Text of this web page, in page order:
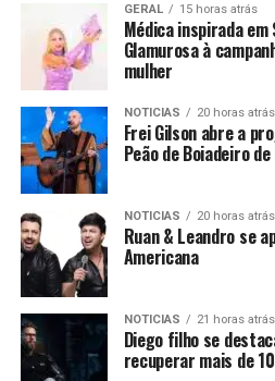
GERAL 15 horas atrás
Médica inspirada
Glamurosa à
mulher
NOTICIAS 20 horas atrás
Frei Gilson abre a
Peão de Boiadeiro
NOTICIAS 20 horas atrás
Ruan & Leandro se
Americana
NOTICIAS 21 horas atrás
Diego filho se
recuperar mais de